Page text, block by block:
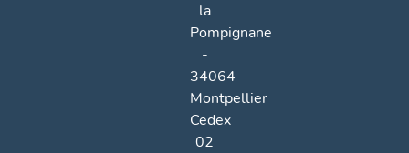
la
Pompignane
-
34064
Montpellier
Cedex
02